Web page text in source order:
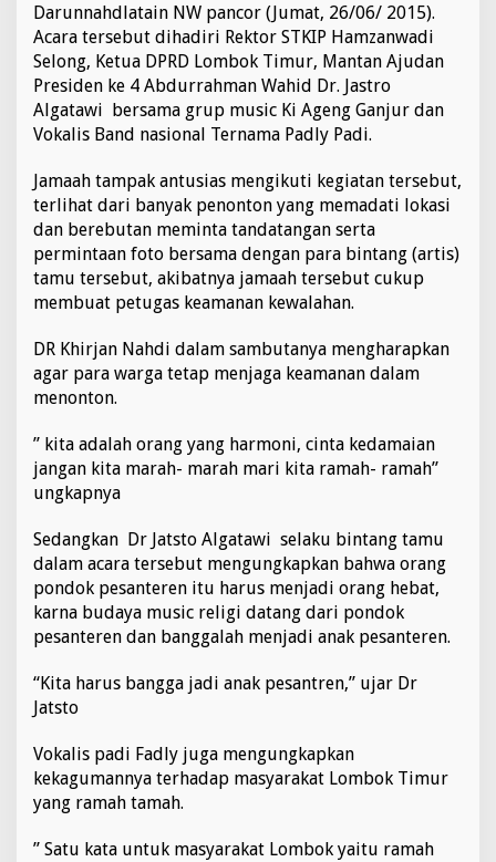
n
t
u
s
a
s
o
n
o
n
S
i
u
a
h
m
u
d
y
a
Darunnahdlatain NW pancor (Jumat, 26/06/ 2015).
Acara tersebut dihadiri Rektor STKIP Hamzanwadi
Selong, Ketua DPRD Lombok Timur, Mantan Ajudan
Presiden ke 4 Abdurrahman Wahid Dr. Jastro
Algatawi bersama grup music Ki Ageng Ganjur dan
Vokalis Band nasional Ternama Padly Padi.
Jamaah tampak antusias mengikuti kegiatan tersebut,
terlihat dari banyak penonton yang memadati lokasi
dan berebutan meminta tandatangan serta
permintaan foto bersama dengan para bintang (artis)
tamu tersebut, akibatnya jamaah tersebut cukup
membuat petugas keamanan kewalahan.
DR Khirjan Nahdi dalam sambutanya mengharapkan
agar para warga tetap menjaga keamanan dalam
menonton.
” kita adalah orang yang harmoni, cinta kedamaian
jangan kita marah- marah mari kita ramah- ramah”
ungkapnya
Sedangkan Dr Jatsto Algatawi selaku bintang tamu
dalam acara tersebut mengungkapkan bahwa orang
pondok pesanteren itu harus menjadi orang hebat,
karna budaya music religi datang dari pondok
pesanteren dan banggalah menjadi anak pesanteren.
“Kita harus bangga jadi anak pesantren,” ujar Dr
Jatsto
Vokalis padi Fadly juga mengungkapkan
kekagumannya terhadap masyarakat Lombok Timur
yang ramah tamah.
” Satu kata untuk masyarakat Lombok yaitu ramah